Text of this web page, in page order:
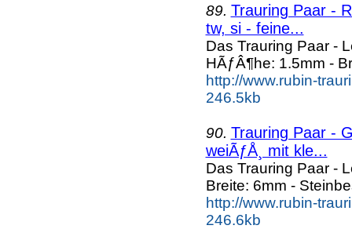
89. Trauring Paar -
tw, si - feine...
Das Trauring Paar -
HÃƒÂ¶he: 1.5mm -
http://www.rubin-
246.5kb
90. Trauring Paar -
weiÃƒÅ¸ mit kle...
Das Trauring Paar -
Breite: 6mm -
http://www.rubin-
246.6kb